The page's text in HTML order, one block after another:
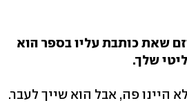
שאת כותבת עליו בספר הוא
שלך.
היינו פה, אבל הוא שייך לעבר.